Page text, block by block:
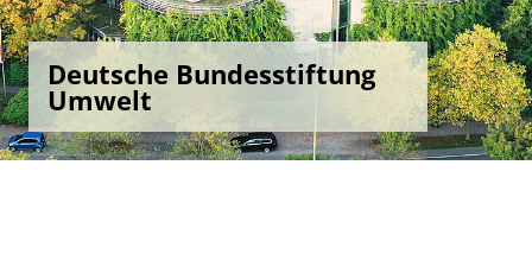
Deutsche Bundesstiftung
Umwelt